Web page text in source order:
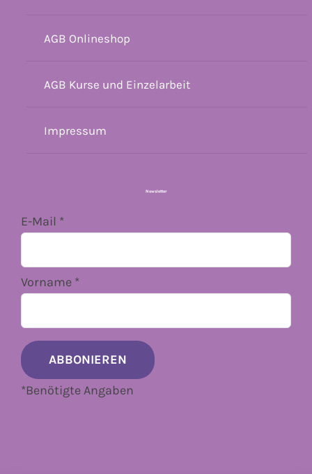
AGB Onlineshop
AGB Kurse und Einzelarbeit
Impressum
Newsletter
E-Mail *
Vorname *
*Benötigte Angaben